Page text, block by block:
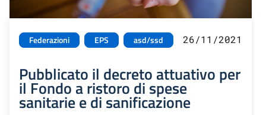
Federazioni EPS asd/ssd 26/11/2021
Pubblicato il decreto attuativo per
il Fondo a ristoro di spese
sanitarie e di sanificazione